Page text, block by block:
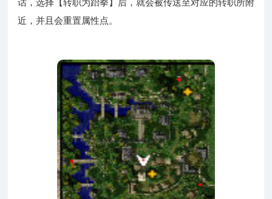
近，并且会重置属性点。